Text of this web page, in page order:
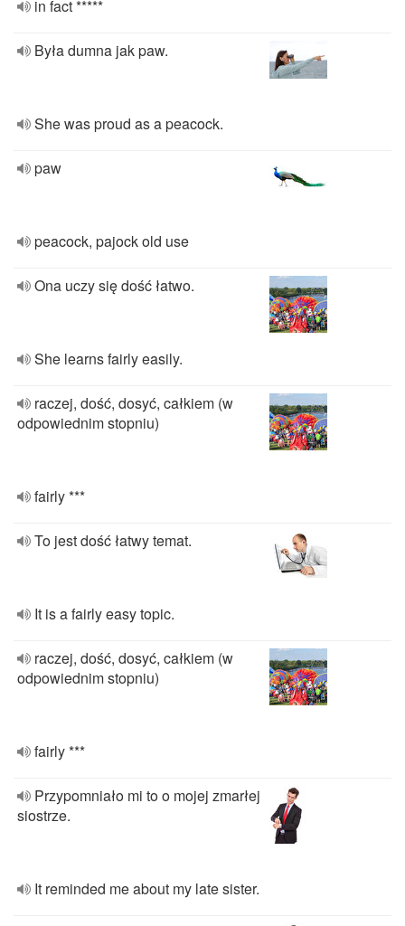
in fact *****
Była dumna jak paw.
She was proud as a peacock.
paw
peacock, pajock old use
Ona uczy się dość łatwo.
She learns fairly easily.
raczej, dość, dosyć, całkiem (w
odpowiednim stopniu)
fairly ***
To jest dość łatwy temat.
It is a fairly easy topic.
raczej, dość, dosyć, całkiem (w
odpowiednim stopniu)
fairly ***
Przypomniało mi to o mojej zmarłej
siostrze.
It reminded me about my late sister.